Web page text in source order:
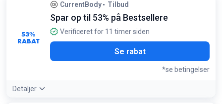
53%
RABAT
CurrentBody Tilbud
Spar op til 53% på Bestsellere
Verificeret for 11 timer siden
Se rabat
*se betingelser
Detaljer